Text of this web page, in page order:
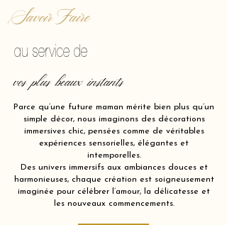
Savoir Faire
au service de
vos plus beaux instants
Parce qu’une future maman mérite bien plus qu’un
simple décor, nous imaginons des décorations
immersives chic, pensées comme de véritables
expériences sensorielles, élégantes et
intemporelles.
Des univers immersifs aux ambiances douces et
harmonieuses, chaque création est soigneusement
imaginée pour célébrer l’amour, la délicatesse et
les nouveaux commencements.